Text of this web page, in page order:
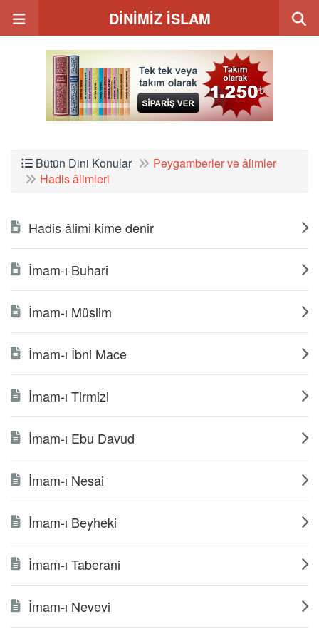
DİNİMİZ İSLAM
Bütün Dini Konular
Peygamberler ve âlimler
Hadis âlimleri
Hadis âlimi kime denir
İmam-ı Buhari
İmam-ı Müslim
İmam-ı İbni Mace
İmam-ı Tirmizi
İmam-ı Ebu Davud
İmam-ı Nesai
İmam-ı Beyheki
İmam-ı Taberani
İmam-ı Nevevi